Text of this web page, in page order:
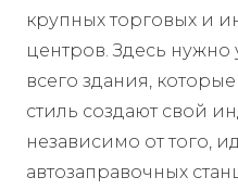
крупных торговых и
центров. Здесь
всего здания,
стиль создают свой
независимо от того,
автозаправочных